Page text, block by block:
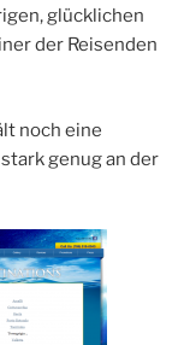
glücklichen
der Reisenden
noch eine
genug an der